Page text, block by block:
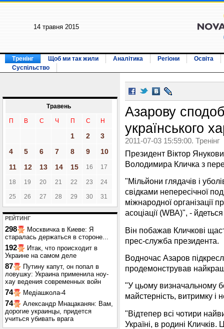
14 травня 2015
Тренінг Щоб ми так жили Аналітика Регіони
Освіта
Суспільство
Травень
П В С Ч П С Н
1 2
3
4
5 6 7 8 9
10
11
12 13 14 15 16 17
18 19 20 21 22 23 24
25 26 27 28 29 30 31
РЕЙТИНГ
298
Москвичка в Киеве: Я
старалась держаться в стороне...
192
Итак, что происходит в
Украине на самом деле
87
Путину капут, он попал в
ловушку: Украина применила ноу-
хау ведения современных войн
74 Медіашкола-4
74
Александр Мнацаканян: Вам,
дорогие украинцы, придется
учиться убивать врага
Азарову
українського
2011-07-03 15:59:00. Тренінг
Президент Віктор
Володимира Кличка з
"Мільйони глядачів і
свідками непересічної
міжнародної організації
асоціації (WВА)", -
Він побажав Кличкові
прес-служба президента.
Водночас Азаров
продемонстрував
"У цьому визначальному
майстерність, витримку і
"Відтепер всі чотири
Україні, в родині